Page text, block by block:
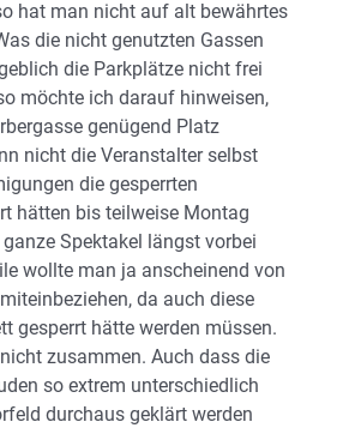
hat man nicht auf alt bewährtes
die nicht genutzten Gassen
die Parkplätze nicht frei
möchte ich darauf hinweisen,
genügend Platz
nicht die Veranstalter selbst
die gesperrten
hätten bis teilweise Montag
Spektakel längst vorbei
wollte man ja anscheinend von
da auch diese
gesperrt hätte werden müssen.
zusammen. Auch dass die
so extrem unterschiedlich
durchaus geklärt werden